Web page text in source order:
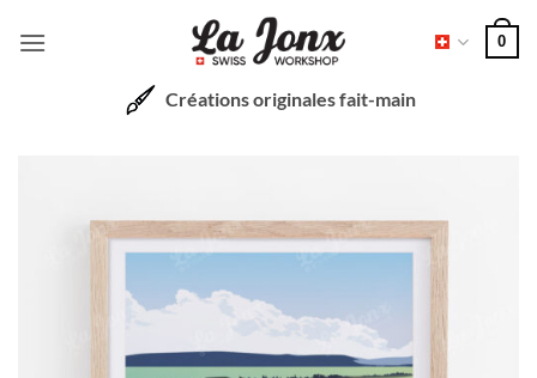
0
Créations originales fait-main